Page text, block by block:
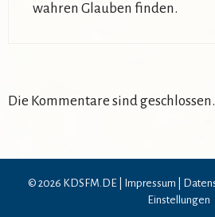
wahren Glauben finden.
Die Kommentare sind geschlossen.
© 2026 KDSFM.DE | Impressum
Einstellungen